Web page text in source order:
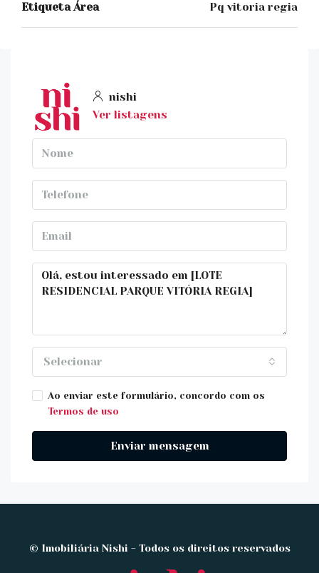
Etiqueta Área Pq vitoria regia
nishi
Ver listagens
Selecionar
Ao enviar este formulário, concordo com os
Termos de uso
Enviar mensagem
© Imobiliária Nishi - Todos os direitos reservados